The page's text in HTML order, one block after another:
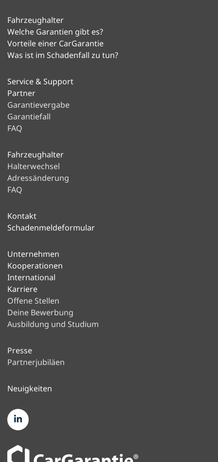
Fahrzeughalter
Welche Garantien gibt es?
Vorteile einer CarGarantie
Was ist im Schadenfall zu tun?
Service & Support
Partner
Garantievergabe
Garantiefall
FAQ
Fahrzeughalter
Halterwechsel
Adressänderung
FAQ
Kontakt
Schadenmeldeformular
Unternehmen
Kooperationen
International
Karriere
Offene Stellen
Deine Bewerbung
Ausbildung und Studium
Presse
Partnerjubiläen
Neuigkeiten